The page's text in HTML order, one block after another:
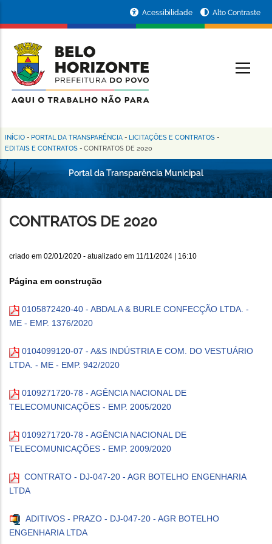
conteúdo
principal
da
Prefeitura
de
Horizonte
Acessibilidade Alto Contraste
Trilha
de
navegação
INÍCIO - PORTAL DA TRANSPARÊNCIA - LICITAÇÕES E CONTRATOS -
EDITAIS E CONTRATOS - CONTRATOS DE 2020
Portal da Transparência Municipal
CONTRATOS DE 2020
criado em 02/01/2020 - atualizado em 11/11/2024 | 16:10
Página em construção
0105872420-40 - ABDALA & BURLE CONFECÇÃO LTDA. -
ME - EMP. 1376/2020
0104099120-07 - A&S INDÚSTRIA E COM. DO VESTUÁRIO
LTDA. - ME - EMP. 942/2020
0109271720-78 - AGÊNCIA NACIONAL DE
TELECOMUNICAÇÕES - EMP. 2005/2020
0109271720-78 - AGÊNCIA NACIONAL DE
TELECOMUNICAÇÕES - EMP. 2009/2020
CONTRATO - DJ-047-20 - AGR BOTELHO ENGENHARIA
LTDA
ADITIVOS - PRAZO - DJ-047-20 - AGR BOTELHO
ENGENHARIA LTDA